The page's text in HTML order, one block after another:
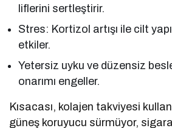
liflerini sertleştirir.
Stres: Kortizol artışı ile cilt
etkiler.
Yetersiz uyku ve düzensiz
onarımı engeller.
Kısacası, kolajen takviyesi
güneş koruyucu sürmüyor,